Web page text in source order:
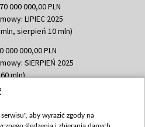
000 000,00 PLN
LIPIEC 2025
sierpień 10 mln)
000,00 PLN
SIERPIEŃ 2025
mln)
783 051,21 PLN
mln, październik 350
aby wyrazić zgody na